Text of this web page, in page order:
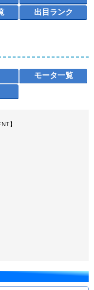
出目ランク
モータ一覧
】